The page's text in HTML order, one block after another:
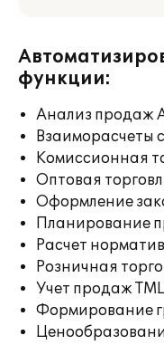
функции:
Анализ продаж
Взаиморасчеты
Комиссионная
Оптовая
Оформление
Планирование
Расчет
Розничная
Учет продаж
Формирование